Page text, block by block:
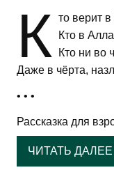
К то верит
Кто в
Кто ни во
Даже в чёрта,
• • •
Рассказка для
ЧИТАТЬ ДАЛЕЕ